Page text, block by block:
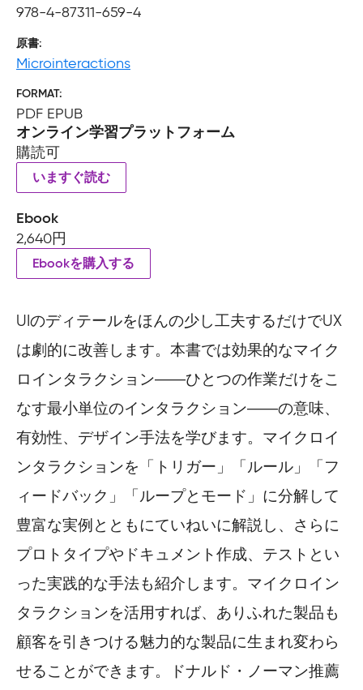
978-4-87311-659-4
原書
Microinteractions
FORMAT
PDF EPUB
オンライン学習プラットフォーム
購読可
いますぐ読む
Ebook
2,640円
Ebookを購入する
UIのディテールをほんの少し工夫するだけでUX
は劇的に改善します。本書では効果的なマイク
ロインタラクション――ひとつの作業だけをこ
なす最小単位のインタラクション――の意味、
有効性、デザイン手法を学びます。マイクロイ
ンタラクションを「トリガー」「ルール」「フ
ィードバック」「ループとモード」に分解して
豊富な実例とともにていねいに解説し、さらに
プロトタイプやドキュメント作成、テストとい
った実践的な手法も紹介します。マイクロイン
タラクションを活用すれば、ありふれた製品も
顧客を引きつける魅力的な製品に生まれ変わら
せることができます。ドナルド・ノーマン推薦